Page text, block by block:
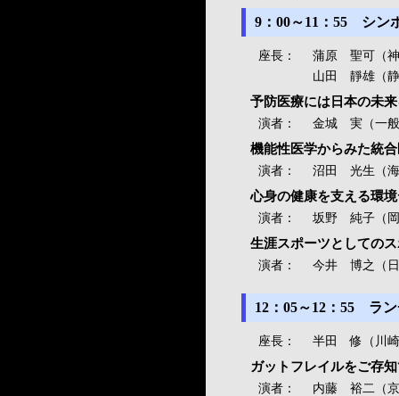
9：00～11：55 シン
座長：
蒲原 聖可（
山田 靜雄（
予防医療には日本の未
演者： 金城 実（一
機能性医学からみた統
演者： 沼田 光生（
心身の健康を支える環
演者： 坂野 純子（
生涯スポーツとしての
演者： 今井 博之（
12：05～12：55 ラ
座長： 半田 修（川
ガットフレイルをご存
演者： 内藤 裕二（